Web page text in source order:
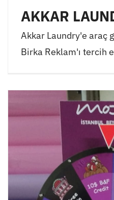
AKKAR
Akkar Laundry'e araç
Birka Reklam'ı tercih